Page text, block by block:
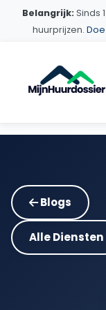
Belangrijk: Sinds
huurprijzen.
Blogs
Alle Diensten